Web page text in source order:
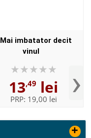
+
Mai imbatator decit
vinul
13,49 lei
PRP: 19,00 lei ›